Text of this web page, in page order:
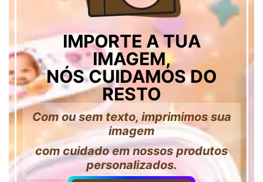
IMPORTE A TUA
IMAGEM,
NÓS CUIDAMOS DO
RESTO
Com ou sem texto, imprimimos sua
imagem
com cuidado em nossos produtos
personalizados.